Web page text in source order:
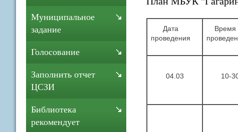
Дата
проведения
Время
04.03 10-
Муниципальное
задание
Голосование
Заполнить отчет
ЦСЗИ
Библиотека
рекомендует